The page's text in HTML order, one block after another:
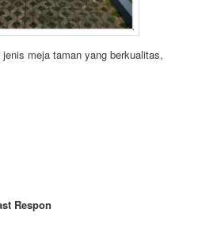
meja taman yang berkualitas,
Respon